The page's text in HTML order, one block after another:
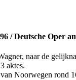
/ Deutsche Oper
naar de
aktes.
Noorwegen rond